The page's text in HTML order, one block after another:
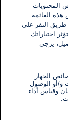
المحتويات
هذه القائمة
طريق النقر على
اختياراتك
يرجى
الجهاز
و/أو الوصول
وقياس أداء